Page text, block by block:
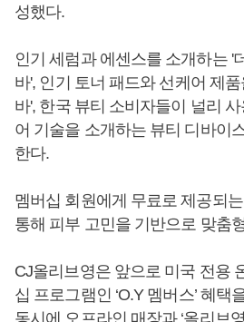
성했다.
인기 세럼과 에센스를 소개하는 '
바', 인기 토너 패드와 선케어 제
바', 한국 뷰티 소비자들이 널리
어 기술을 소개하는 뷰티 디바이
한다.
멤버십 회원에게 무료로 제공되
통해 피부 고민을 기반으로 맞춤
CJ올리브영은 앞으로 미국 전용
십 프로그램인 ‘O.Y 멤버스’ 혜택
동시에 오프라인 매장과 ‘올리브